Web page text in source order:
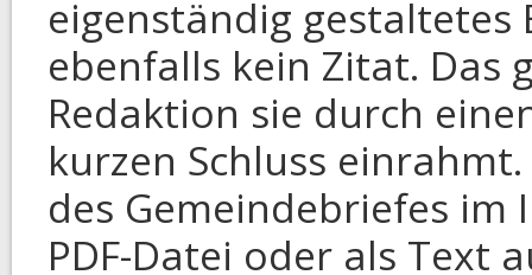
eigenständig gestaltetes
ebenfalls kein Zitat. Das
Redaktion sie durch
kurzen Schluss
des Gemeindebriefes im
PDF-Datei oder als Text